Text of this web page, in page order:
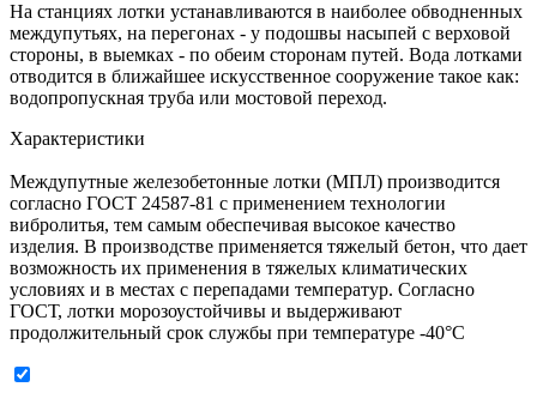
На станциях лотки устанавливаются в наиболее обводненных
междупутьях, на перегонах - у подошвы насыпей с верховой
стороны, в выемках - по обеим сторонам путей. Вода лотками
отводится в ближайшее искусственное сооружение такое как:
водопропускная труба или мостовой переход.
Характеристики
Междупутные железобетонные лотки (МПЛ) производится
согласно ГОСТ 24587-81 с применением технологии
вибролитья, тем самым обеспечивая высокое качество
изделия. В производстве применяется тяжелый бетон, что дает
возможность их применения в тяжелых климатических
условиях и в местах с перепадами температур. Согласно
ГОСТ, лотки морозоустойчивы и выдерживают
продолжительный срок службы при температуре -40°С